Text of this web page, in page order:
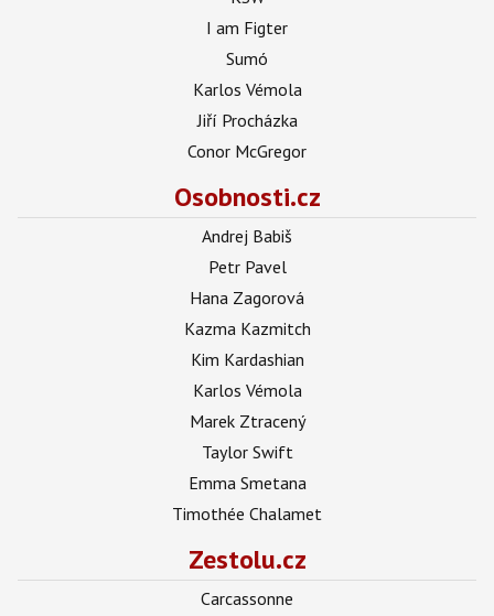
I am Figter
Sumó
Karlos Vémola
Jiří Procházka
Conor McGregor
Osobnosti.cz
Andrej Babiš
Petr Pavel
Hana Zagorová
Kazma Kazmitch
Kim Kardashian
Karlos Vémola
Marek Ztracený
Taylor Swift
Emma Smetana
Timothée Chalamet
Zestolu.cz
Carcassonne